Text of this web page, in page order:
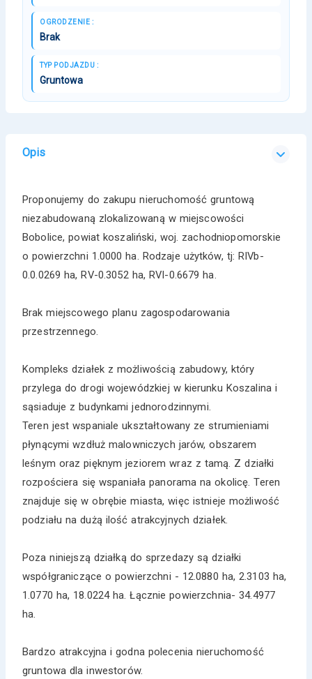
OGRODZENIE :
Brak
TYP PODJAZDU :
Gruntowa
Opis
Proponujemy do zakupu nieruchomość gruntową
niezabudowaną zlokalizowaną w miejscowości
Bobolice, powiat koszaliński, woj. zachodniopomorskie
o powierzchni 1.0000 ha. Rodzaje użytków, tj: RIVb-
0.0.0269 ha, RV-0.3052 ha, RVI-0.6679 ha.
Brak miejscowego planu zagospodarowania
przestrzennego.
Kompleks działek z możliwością zabudowy, który
przylega do drogi wojewódzkiej w kierunku Koszalina i
sąsiaduje z budynkami jednorodzinnymi.
Teren jest wspaniale ukształtowany ze strumieniami
płynącymi wzdłuż malowniczych jarów, obszarem
leśnym oraz pięknym jeziorem wraz z tamą. Z działki
rozpościera się wspaniała panorama na okolicę. Teren
znajduje się w obrębie miasta, więc istnieje możliwość
podziału na dużą ilość atrakcyjnych działek.
Poza niniejszą działką do sprzedazy są działki
współgraniczące o powierzchni - 12.0880 ha, 2.3103 ha,
1.0770 ha, 18.0224 ha. Łącznie powierzchnia- 34.4977
ha.
Bardzo atrakcyjna i godna polecenia nieruchomość
gruntowa dla inwestorów.